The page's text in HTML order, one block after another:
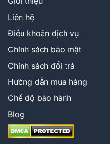
Liên hệ
Điều khoản dịch vụ
Chính sách bảo mật
Chính sách đổi trả
Hướng dẫn mua hàng
Chế độ bảo hành
Blog